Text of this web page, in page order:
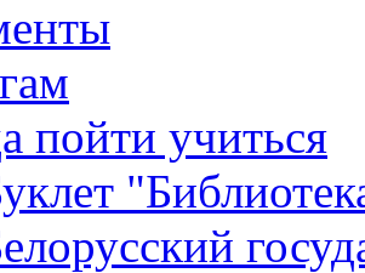
пойти учиться